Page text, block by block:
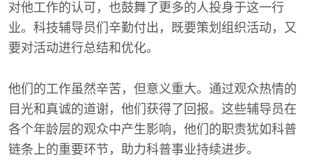
对他工作的认可，也鼓舞了更多的人投身于这一行
业。科技辅导员们辛勤付出，既要策划组织活动，又
要对活动进行总结和优化。
他们的工作虽然辛苦，但意义重大。通过观众热情的
目光和真诚的道谢，他们获得了回报。这些辅导员在
各个年龄层的观众中产生影响，他们的职责犹如科普
链条上的重要环节，助力科普事业持续进步。